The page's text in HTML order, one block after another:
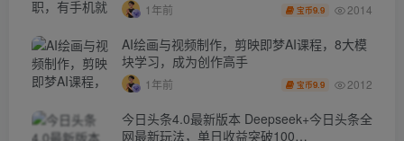
1年前 宝币9.9 2014
AI绘画与视频制作，剪映即梦AI课程，8大模
块学习，成为创作高手
1年前 宝币9.9 2012
今日头条4.0最新版本 Deepseek+今日头条全
网最新玩法，单日收益突破100…